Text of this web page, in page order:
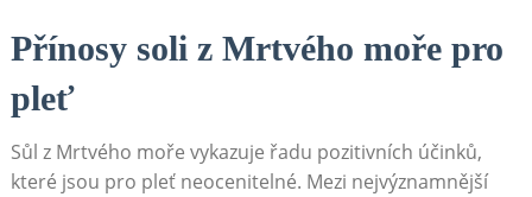
Přínosy soli z Mrtvého moře ⁤pro
pleť
Sůl z⁤ Mrtvého moře⁢ vykazuje řadu pozitivních účinků, ​
které jsou‍ pro ⁢pleť neocenitelné. ‌Mezi⁤ nejvýznamnější